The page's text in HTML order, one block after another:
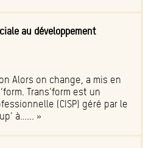
au développement
Alors on change, a mis en
Trans’form est un
(CISP) géré par le
à…... »